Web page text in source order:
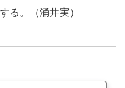
る。（涌井実）